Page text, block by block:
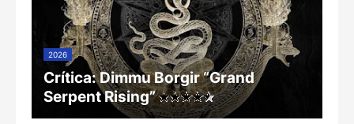
2026
Crítica: Dimmu Borgir “Grand
Serpent Rising”